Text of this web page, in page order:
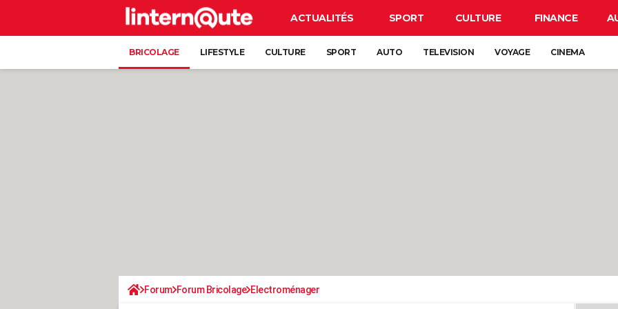
ACTUALITÉS SPORT CULTURE FINANCE
BRICOLAGE LIFESTYLE CULTURE SPORT AUTO TELEVISION VOYAGE CINEMA
Forum Forum Bricolage Electroménager